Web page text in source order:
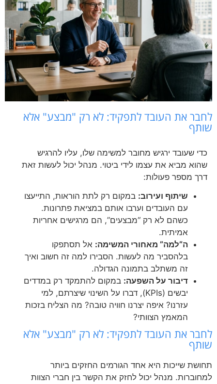
לחבר את העובד לתפקיד: לא רק "מבצע" אלא
שותף
כדי שעובד ירגיש מחובר למשימה שלו, עליו להרגיש
שהוא מביא את עצמו לידי ביטוי. מנהל יכול לעשות זאת
דרך מספר פעולות:
שיתוף ועירוב: במקום רק לתת הוראות, התייעצו
עם העובדים וערבו אותם במציאת פתרונות.
כשהם לא רק “מבצעים”, הם מרגישים אחריות
אמיתית.
ה”למה” מאחורי המשימה: אל תסתפקו
בלהסביר מה לעשות. הסבירו למה זה חשוב ואיך
זה משתלב בתמונה הגדולה.
דיבור על השפעה: במקום להתמקד רק במדדים
יבשים (KPIs), דברו על השינוי שיצרתם, למי
עזרנו? איפה יצרנו חוויה טובה? מה הצליח בזכות
המאמץ הצוותי?
לחבר את העובד לתפקיד: לא רק "מבצע" אלא
שותף
תחושת שייכות היא אחד הגורמים החזקים ביותר
למחוברות. מנהל יכול לחזק את הקשר בין חברי הצוות